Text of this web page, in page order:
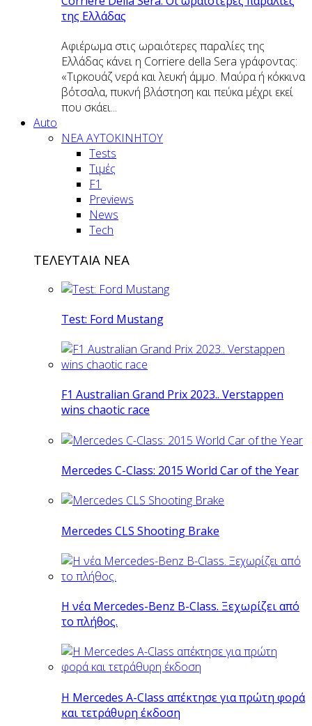
της Ελλάδας
Αφιέρωμα στις ωραιότερες παραλίες της
Ελλάδας κάνει η Corriere della Sera γράφοντας:
«Τιρκουάζ νερά και λευκή άμμο. Μαύρα ή κόκκινα
βότσαλα, πυκνή βλάστηση και πεύκα μέχρι εκεί
που σκάει...
Auto
NEA AYTOKINHTOY
Tests
Τιμές
F1
Previews
News
Tech
ΤΕΛΕΥΤΑΙΑ ΝΕΑ
Test: Ford Mustang
F1 Australian Grand Prix 2023.. Verstappen
wins chaotic race
Mercedes C-Class: 2015 World Car of the Year
Mercedes CLS Shooting Brake
Η νέα Mercedes-Benz B-Class. Ξεχωρίζει από
το πλήθος.
H Mercedes Α-Class απέκτησε για πρώτη φορά
και τετράθυρη έκδοση